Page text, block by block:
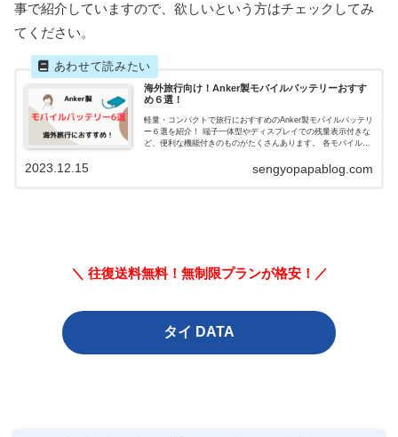
事で紹介していますので、欲しいという方はチェックしてみ
てください。
海外旅行向け！Anker製モバイルバッテリーおすす
め６選！
軽量・コンパクトで旅行におすすめのAnker製モバイルバッテリ
ー６選を紹介！ 端子一体型やディスプレイでの残量表示付きな
ど、便利な機能付きのものがたくさんあります。 各モバイルバ
sengyopapablog.com
2023.12.15
＼ 往復送料無料！無制限プランが格安！／
タイ DATA